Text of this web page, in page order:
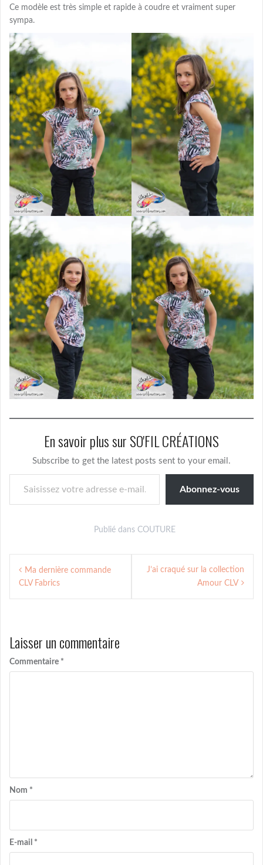
Ce modèle est très simple et rapide à coudre et vraiment super
sympa.
En savoir plus sur SO'FIL CRÉATIONS
Subscribe to get the latest posts sent to your email.
Saisissez votre adresse e-mail…
Abonnez-vous
Publié dans COUTURE
Navigation
de Ma dernière commande
CLV Fabrics
J’ai craqué sur la collection
Amour CLV
Laisser un commentaire
Commentaire *
Nom *
E-mail *